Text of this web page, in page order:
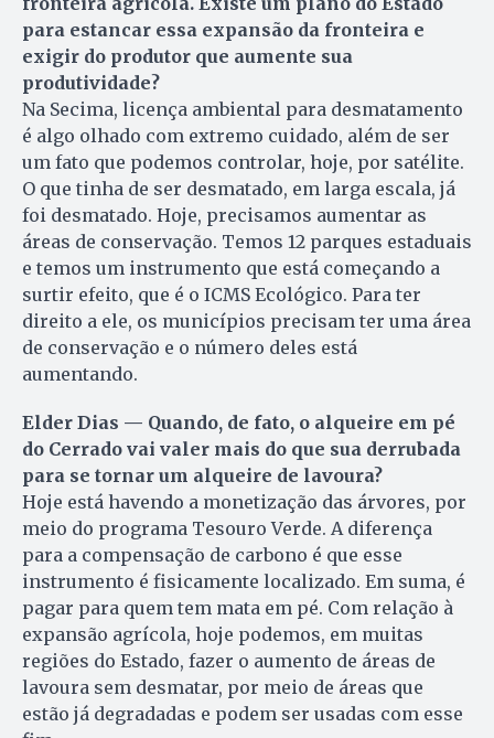
para estancar essa expansão da fronteira e
exigir do produtor que aumente sua
produtividade?
Na Secima, licença ambiental para desmatamento
é algo olhado com extremo cuidado, além de ser
um fato que podemos controlar, hoje, por satélite.
O que tinha de ser desmatado, em larga escala, já
foi desmatado. Hoje, precisamos aumentar as
áreas de conservação. Temos 12 parques estaduais
e temos um instrumento que está começando a
surtir efeito, que é o ICMS Ecológico. Para ter
direito a ele, os municípios precisam ter uma área
de conservação e o número deles está
aumentando.
Elder Dias — Quando, de fato, o alqueire em pé
do Cerrado vai valer mais do que sua derrubada
para se tornar um alqueire de lavoura?
Hoje está havendo a monetização das árvores, por
meio do programa Tesouro Verde. A diferença
para a compensação de carbono é que esse
instrumento é fisicamente localizado. Em suma, é
pagar para quem tem mata em pé. Com relação à
expansão agrícola, hoje podemos, em muitas
regiões do Estado, fazer o aumento de áreas de
lavoura sem desmatar, por meio de áreas que
estão já degradadas e podem ser usadas com esse